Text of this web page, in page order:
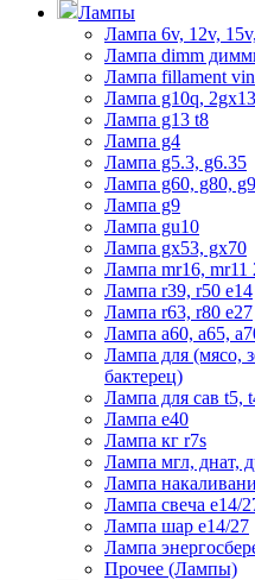
Лампы
Лампа 6v, 12v,
Лампа dimm
Лампа fillament
Лампа g10q, 2gx13
Лампа g13 t8
Лампа g4
Лампа g5.3, g6.35
Лампа g60, g80,
Лампа g9
Лампа gu10
Лампа gx53, gx70
Лампа mr16, mr11
Лампа r39, r50 е14
Лампа r63, r80 е27
Лампа а60, а65,
Лампа для (мясо,
бактерец)
Лампа для сав t5,
Лампа е40
Лампа кг r7s
Лампа мгл, днат,
Лампа
Лампа свеча е14/
Лампа шар е14/27
Лампа
Прочее (Лампы)